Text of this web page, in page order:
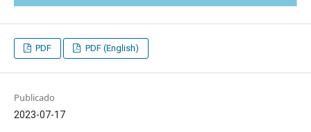
PDF PDF (English)
Publicado
2023-07-17